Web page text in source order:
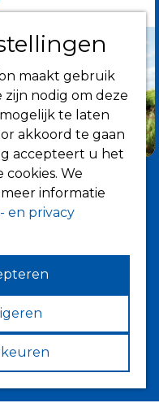
maakt gebruik
zijn nodig om deze
te laten
akkoord te gaan
accepteert u het
We
informatie
en privacy